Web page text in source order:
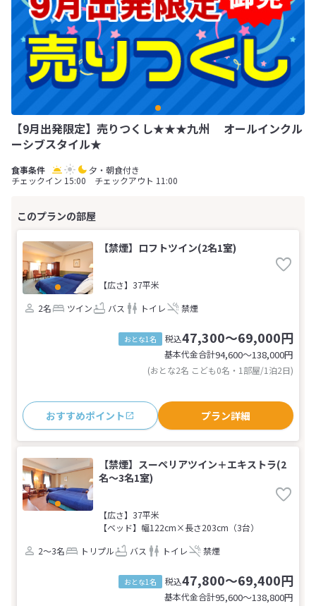
【9月出発限定】売りつくし★★★九州 オールインクル
ーシブスタイル★
夕・朝食付き
チェックイン 15:00 チェックアウト 11:00
【禁煙】ロフトツイン(2名1室)
【広さ】37平米
2名
ツイン バス トイレ 禁煙
おとな1名 税込47,300～69,000円
基本代金合計94,600〜138,000円
(おとな2名 こども0名・1部屋/1泊2日)
おすすめポイント プラン詳細
【禁煙】スーペリアツイン＋エキストラ(2
名～3名1室)
【広さ】37平米
【ベッド】幅122cm×長さ203cm（3台）
2～3名
トリプル バス トイレ 禁煙
おとな1名 税込47,800～69,400円
基本代金合計95,600〜138,800円